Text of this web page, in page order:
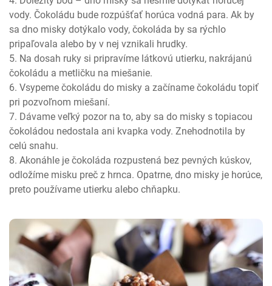
vody. Čokoládu bude rozpúšťať horúca vodná para. Ak by
sa dno misky dotýkalo vody, čokoláda by sa rýchlo
pripaľovala alebo by v nej vznikali hrudky.
Na dosah ruky si pripravíme látkovú utierku, nakrájanú
čokoládu a metličku na miešanie.
Vsypeme čokoládu do misky a začíname čokoládu topiť
pri pozvoľnom miešaní.
Dávame veľký pozor na to, aby sa do misky s topiacou
čokoládou nedostala ani kvapka vody. Znehodnotila by
celú snahu.
Akonáhle je čokoláda rozpustená bez pevných kúskov,
odložíme misku preč z hrnca. Opatrne, dno misky je horúce,
preto používame utierku alebo chňapku.